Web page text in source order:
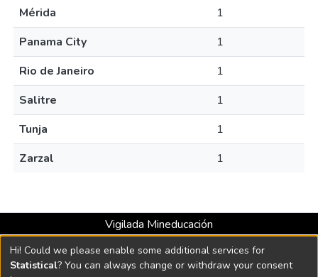
Mérida
1
Panama City
1
Rio de Janeiro
1
Salitre
1
Tunja
1
Zarzal
1
Vigilada Mineducación
Universidad con Acreditación Institucional hasta 2026 -
Resolución MEN 2158 de 2018
Hi! Could we please enable some additional services for
Statistical? You can always change or withdraw your consent